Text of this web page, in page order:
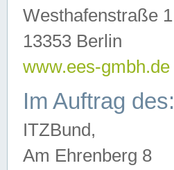
Westhafenstraße 1
13353 Berlin
www.ees-gmbh.de
Im Auftrag des:
ITZBund,
Am Ehrenberg 8